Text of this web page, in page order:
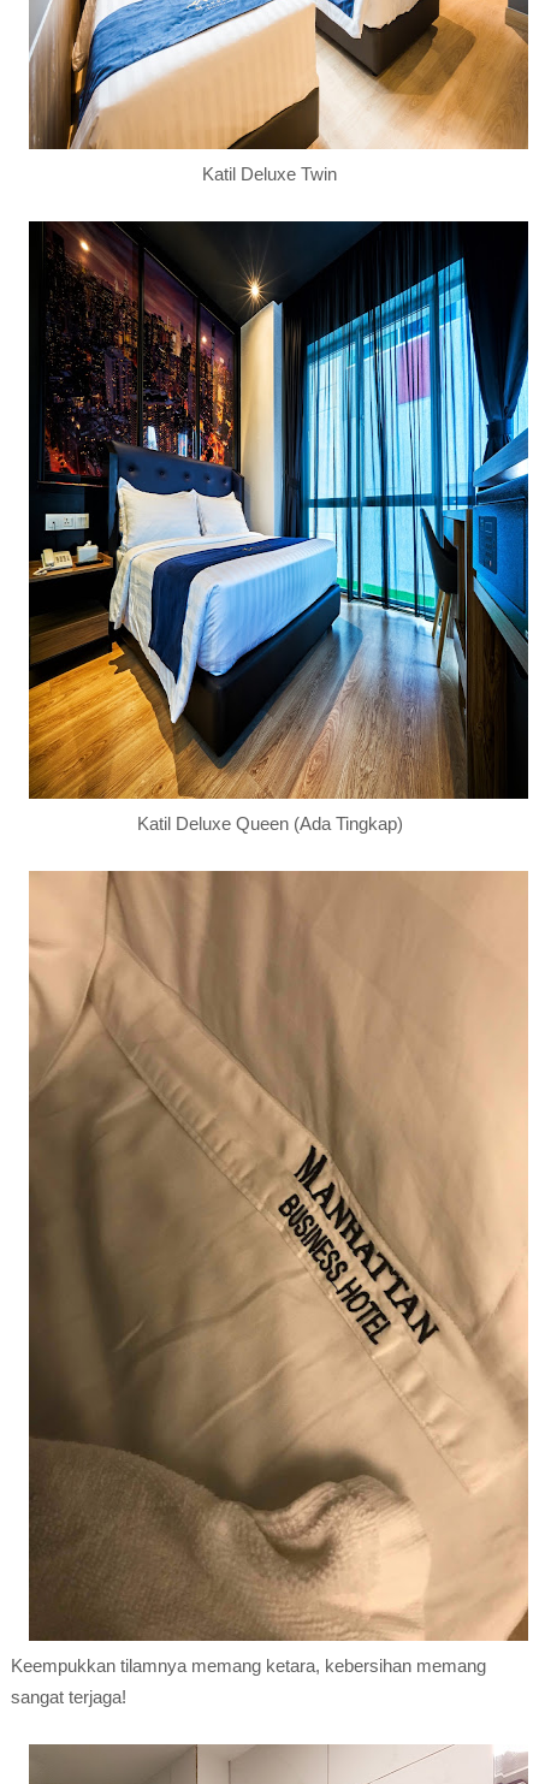
Katil Deluxe Twin
Katil Deluxe Queen (Ada Tingkap)
Keempukkan tilamnya memang ketara, kebersihan memang
sangat terjaga!